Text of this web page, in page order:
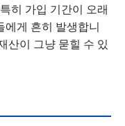
히 가입 기간이 오래
에게 흔히 발생합니
산이 그냥 묻힐 수 있